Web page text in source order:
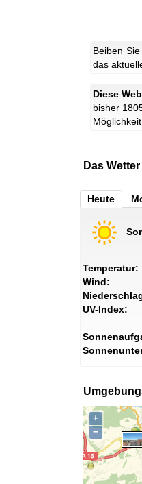
Beiben
das
Diese
bisher
Das
Heute
Temperatur:
Wind:
UV-Index:
+
−